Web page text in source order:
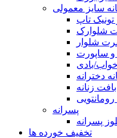
سایز معمولی
تاپ
شلوارک
شلوار
و ساپورت
بادی
دخترانه
بافت زنانه
پسرانه
پسرانه
تخفیف خورده ها